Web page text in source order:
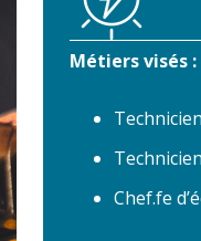
Métiers visés :
Chef.fe